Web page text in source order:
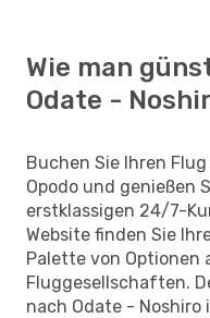
Wie man
Odate -
Buchen Sie Ihren
Opodo und genießen
erstklassigen 24/7-
Website finden Sie
Palette von Optionen
Fluggesellschaften.
nach Odate -